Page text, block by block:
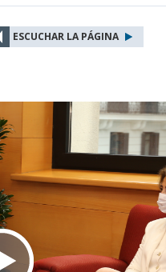
ESCUCHAR LA PÁGINA